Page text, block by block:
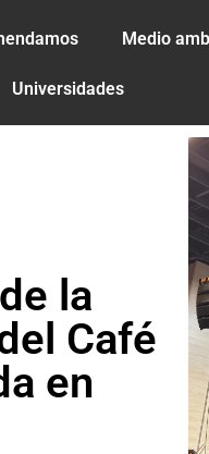
Medio
Universidades
la
Café
en